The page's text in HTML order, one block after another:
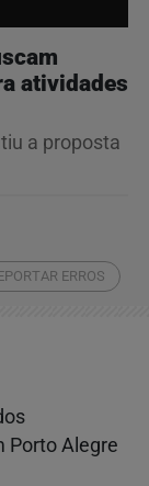
atividades
a proposta
ERROS
Porto Alegre